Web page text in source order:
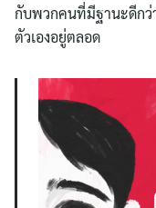
กับพวกคนที่มีฐานะดีกว่
ตัวเองอยู่ตลอด